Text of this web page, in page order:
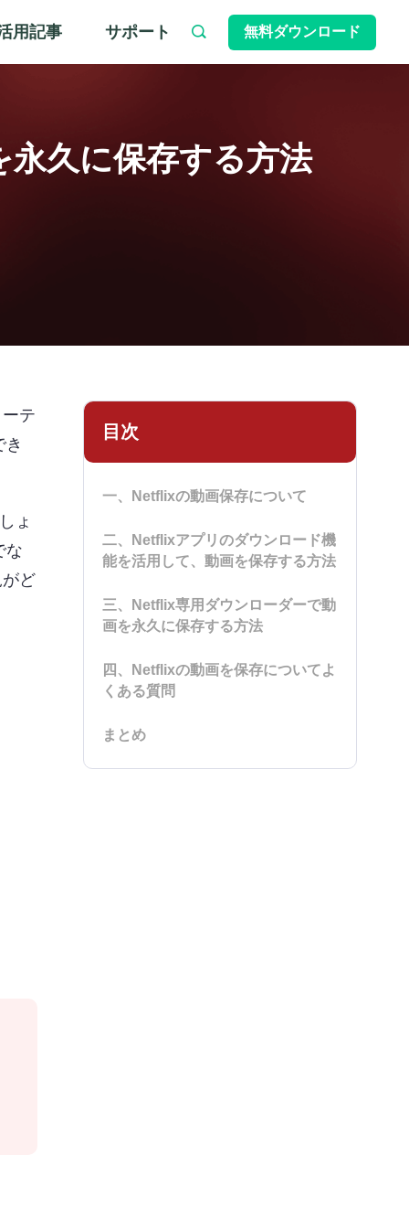
用記事 サポート 無料ダウンロード
久に保存する方法
目次
一、Netflixの動画保存について
二、Netflixアプリのダウンロード機
能を活用して、動画を保存する方法
三、Netflix専用ダウンローダーで動
画を永久に保存する方法
四、Netflixの動画を保存についてよ
くある質問
まとめ
テ
ょ
な
ど